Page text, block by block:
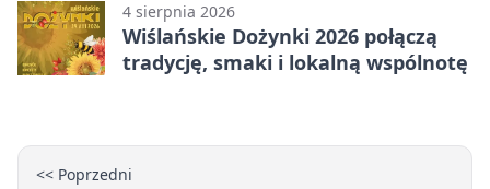
4 sierpnia 2026
Wiślańskie Dożynki 2026 połączą
tradycję, smaki i lokalną wspólnotę
<< Poprzedni